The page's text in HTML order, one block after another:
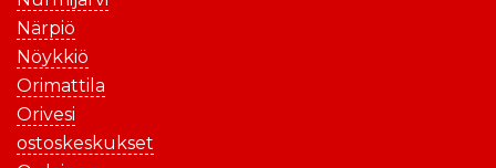
Närpiö
Nöykkiö
Orimattila
Orivesi
ostoskeskukset